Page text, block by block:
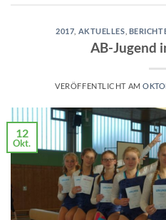
2017 AKTUELLES
AB-Jugend
VERÖFFENTLICHT AM
12
Okt.